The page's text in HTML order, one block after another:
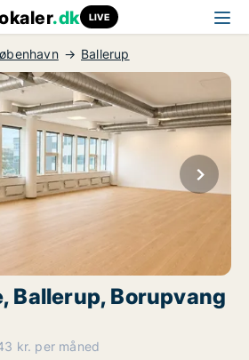
.dk LIVE
Ballerup
Ballerup, Borupvang
kr. per måned